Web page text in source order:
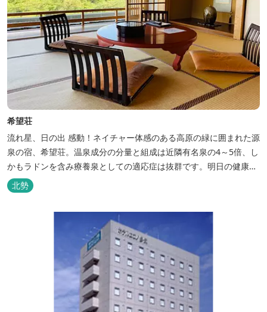
希望荘
流れ星、日の出 感動！ネイチャー体感のある高原の緑に囲まれた源
泉の宿、希望荘。温泉成分の分量と組成は近隣有名泉の4～5倍、し
かもラドンを含み療養泉としての適応症は抜群です。明日の健康
に、ご宿泊はもちろん日帰り入浴もお気軽にお立ち寄り下さい。 熱
気浴ラドンの泉も新たにオープン！ぜひご利用ください。
北勢